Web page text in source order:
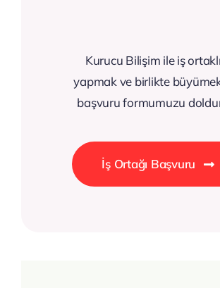
Kurucu Bilişim ile iş
yapmak ve birlikte
başvuru formumuzu
İş Ortağı Başvuru